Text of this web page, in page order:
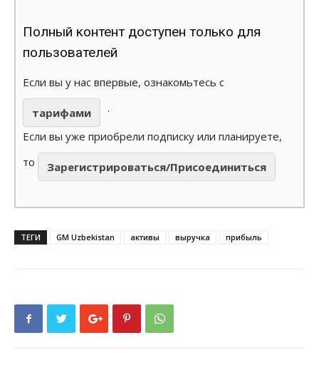
Полный контент доступен только для
пользователей
Если вы у нас впервые, ознакомьтесь с
тарифами
.
Если вы уже приобрели подписку или планируете,
то
Зарегистрироваться/Присоединиться
ТЕГИ GM Uzbekistan активы выручка прибыль